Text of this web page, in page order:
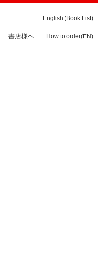
English (Book List)
書店様へ How to order(EN)